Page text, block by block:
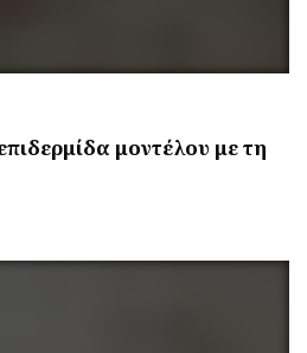
μοντέλου με τη